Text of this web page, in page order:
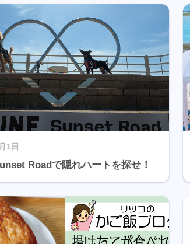
1日
Roadで隠れハートを探せ！